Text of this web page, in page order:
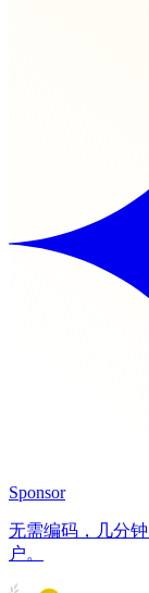
Sponsor
无需编码，几分
户。